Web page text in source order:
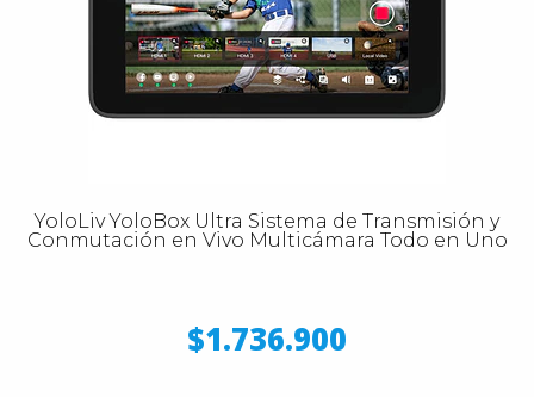
YoloLiv YoloBox Ultra Sistema de Transmisión y
Conmutación en Vivo Multicámara Todo en Uno
$1.736.900